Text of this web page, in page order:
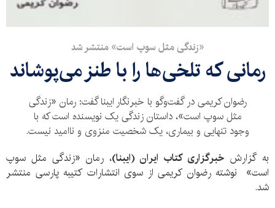
«زندگی مثل سوپ است» منتشر شد
رمانی که تلخی‌ها را با طنز می‌پوشاند
رضوان کریمی در گفت‌وگو با خبرنگار ایبنا گفت: رمان «زندگی
مثل سوپ است»، داستان زندگی یک نویسنده است که با
وجود تنهایی و بیماری، یک شخصیت منزوی و ناامید نیست.
به گزارش خبرگزاری کتاب ایران (ایبنا)، رمان «زندگی مثل سوپ
است» نوشته رضوان کریمی از سوی انتشارات کتیبه پارسی منتشر
شد.